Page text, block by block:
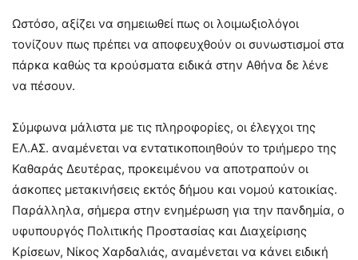
Ωστόσο, αξίζει να σημειωθεί πως οι λοιμωξιολόγοι
τονίζουν πως πρέπει να αποφευχθούν οι συνωστισμοί στα
πάρκα καθώς τα κρούσματα ειδικά στην Αθήνα δε λένε
να πέσουν.
Σύμφωνα μάλιστα με τις πληροφορίες, οι έλεγχοι της
ΕΛ.ΑΣ. αναμένεται να εντατικοποιηθούν το τριήμερο της
Καθαράς Δευτέρας, προκειμένου να αποτραπούν οι
άσκοπες μετακινήσεις εκτός δήμου και νομού κατοικίας.
Παράλληλα, σήμερα στην ενημέρωση για την πανδημία, ο
υφυπουργός Πολιτικής Προστασίας και Διαχείρισης
Κρίσεων, Νίκος Χαρδαλιάς, αναμένεται να κάνει ειδική